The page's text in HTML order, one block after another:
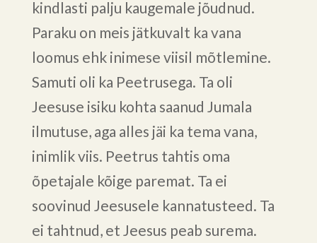
kindlasti palju kaugemale jõudnud.
Paraku on meis jätkuvalt ka vana
loomus ehk inimese viisil mõtlemine.
Samuti oli ka Peetrusega. Ta oli
Jeesuse isiku kohta saanud Jumala
ilmutuse, aga alles jäi ka tema vana,
inimlik viis. Peetrus tahtis oma
õpetajale kõige paremat. Ta ei
soovinud Jeesusele kannatusteed. Ta
ei tahtnud, et Jeesus peab surema.